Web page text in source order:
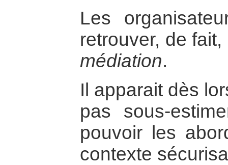
Les
retrouver, de
médiation.
Il apparait dès
pas sous-
pouvoir les
contexte